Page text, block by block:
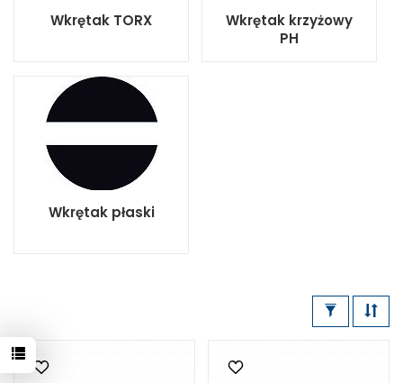
Wkrętak TORX
Wkrętak krzyżowy
PH
Wkrętak płaski